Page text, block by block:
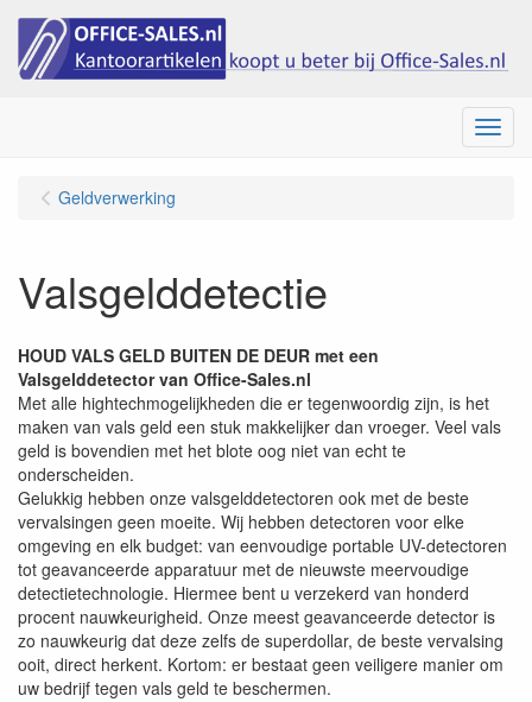
Menu
Geldverwerking
Valsgelddetectie
HOUD VALS GELD BUITEN DE DEUR met een
Valsgelddetector van Office-Sales.nl
Met alle hightechmogelijkheden die er tegenwoordig zijn, is het
maken van vals geld een stuk makkelijker dan vroeger. Veel vals
geld is bovendien met het blote oog niet van echt te
onderscheiden.
Gelukkig hebben onze valsgelddetectoren ook met de beste
vervalsingen geen moeite. Wij hebben detectoren voor elke
omgeving en elk budget: van eenvoudige portable UV-detectoren
tot geavanceerde apparatuur met de nieuwste meervoudige
detectietechnologie. Hiermee bent u verzekerd van honderd
procent nauwkeurigheid. Onze meest geavanceerde detector is
zo nauwkeurig dat deze zelfs de superdollar, de beste vervalsing
ooit, direct herkent. Kortom: er bestaat geen veiligere manier om
uw bedrijf tegen vals geld te beschermen.